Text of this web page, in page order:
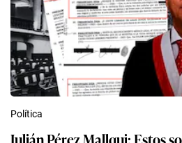
Política
Julián Pérez Mallqui: Estos